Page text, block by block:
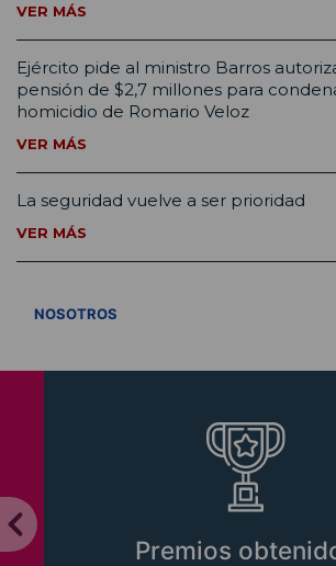
VER MÁS
Ejército pide al ministro Barros
pensión de $2,7 millones para
homicidio de Romario Veloz
VER MÁS
La seguridad vuelve a ser prioridad
VER MÁS
NOSOTROS
Premios